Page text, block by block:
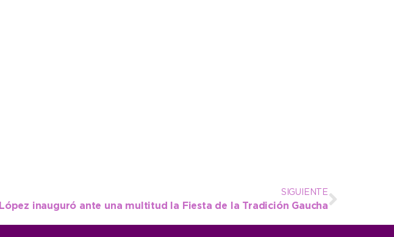
SIGUIENTE
López inauguró ante una multitud la Fiesta de la Tradición Gaucha